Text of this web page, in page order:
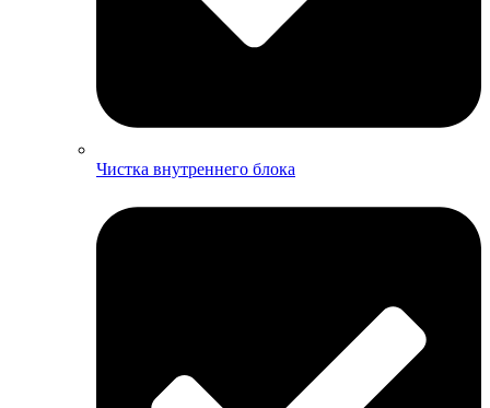
Чистка внутреннего блока